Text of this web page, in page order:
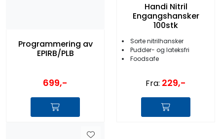
Programmering av
EPIRB/PLB
699,-
Handi Nitril
Engangshansker
100stk
Sorte nitrilhansker
Pudder- og lateksfri
Foodsafe
Fra: 229,-